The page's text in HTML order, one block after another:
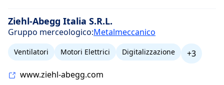
Ziehl-Abegg Italia S.R.L.
Gruppo merceologico:Metalmeccanico
Ventilatori Motori Elettrici Digitalizzazione
+3
www.ziehl-abegg.com